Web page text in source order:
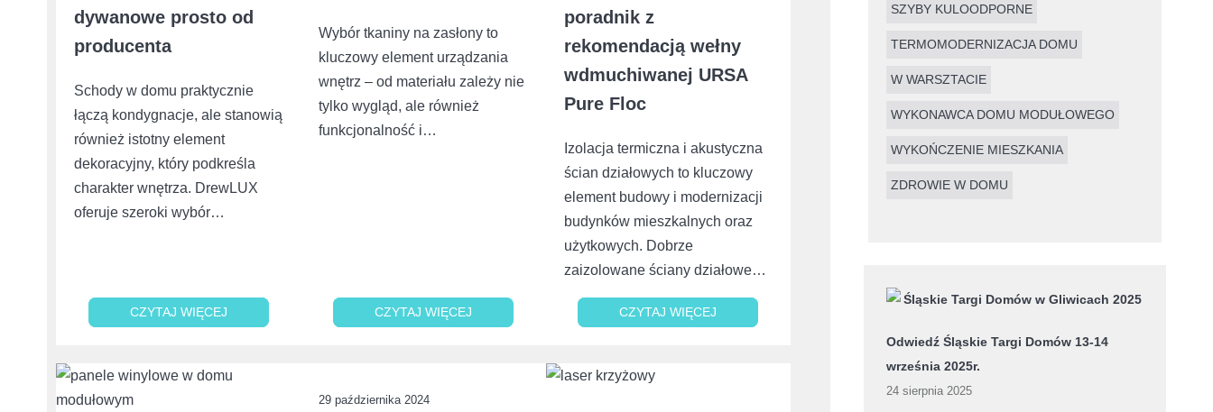
dywanowe prosto od
producenta
Schody w domu praktycznie
łączą kondygnacje, ale stanowią
również istotny element
dekoracyjny, który podkreśla
charakter wnętrza. DrewLUX
oferuje szeroki wybór…
CZYTAJ WIĘCEJ
CZYTAJ WIĘCEJ
Wybór tkaniny na zasłony to
kluczowy element urządzania
wnętrz – od materiału zależy nie
tylko wygląd, ale również
funkcjonalność i…
CZYTAJ WIĘCEJ
CZYTAJ WIĘCEJ
poradnik z
rekomendacją wełny
wdmuchiwanej URSA
Pure Floc
Izolacja termiczna i akustyczna
ścian działowych to kluczowy
element budowy i modernizacji
budynków mieszkalnych oraz
użytkowych. Dobrze
zaizolowane ściany działowe…
CZYTAJ WIĘCEJ
CZYTAJ WIĘCEJ
29 października 2024
SZYBY KULOODPORNE
TERMOMODERNIZACJA DOMU
W WARSZTACIE
WYKONAWCA DOMU MODUŁOWEGO
WYKOŃCZENIE MIESZKANIA
ZDROWIE W DOMU
Odwiedź Śląskie Targi Domów 13-14
września 2025r.
24 sierpnia 2025